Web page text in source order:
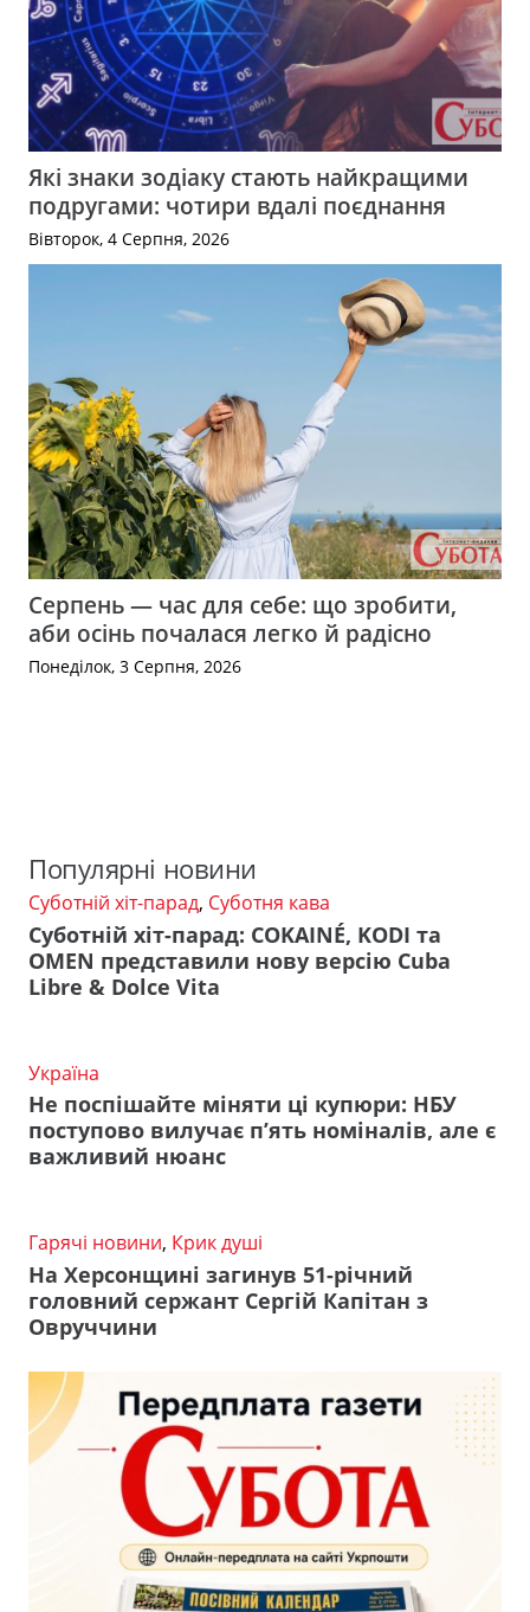
Які знаки зодіаку стають найкращими
подругами: чотири вдалі поєднання
Вівторок, 4 Серпня, 2026
Серпень — час для себе: що зробити,
аби осінь почалася легко й радісно
Понеділок, 3 Серпня, 2026
Популярні новини
Суботній хіт-парад, Суботня кава
Суботній хіт-парад: COKAINÉ, KODI та
OMEN представили нову версію Cuba
Libre & Dolce Vita
Україна
Не поспішайте міняти ці купюри: НБУ
поступово вилучає п’ять номіналів, але є
важливий нюанс
Гарячі новини, Крик душі
На Херсонщині загинув 51-річний
головний сержант Сергій Капітан з
Овруччини